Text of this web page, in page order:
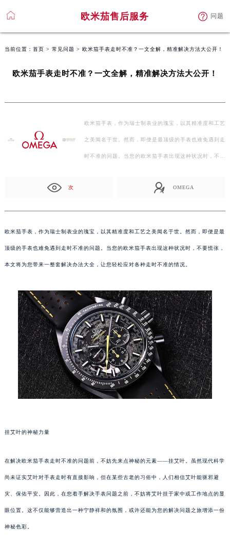
欧米茄售后服务 问题
当前位置： 首页 > 常见问题 > 欧米茄手表走时不准？一文全解，精准解决方法大公开！
欧米茄手表走时不准？一文全解，精准解决方法大公开！
欧米茄手表，作为瑞士制表业的瑰宝，以其精准度和工艺
之美闻名于世。然而，即便是最顶级的手表也难免遇到走
时不准的问题。当您的欧米茄手表出现这种状况时，不
次 OMEGA
欧米茄手表，作为瑞士制表业的瑰宝，以其精准度和工艺之美闻名于世。然而，即便是最
顶级的手表也难免遇到走时不准的问题。当您的欧米茄手表出现这种状况时，不要慌张，
本文将为您带来一整套解决办法大全，让您轻松应对各种走时不准的情况。
挂艾叶的神秘力量
在解决欧米茄手表走时不准的问题前，不妨先来点神秘的元素——挂艾叶。虽然现代科学
尚未证实艾叶对手表走时有直接影响，但在某些古老的习俗中，人们相信艾叶能驱邪避
灾、保佑平安。因此，在您着手解决手表问题之前，不妨将艾叶挂于家中或工作地点的显
眼位置。这不仅能够营造出一种宁静祥和的氛围，或许还能为您的解决问题之旅增添一份
神秘色彩。